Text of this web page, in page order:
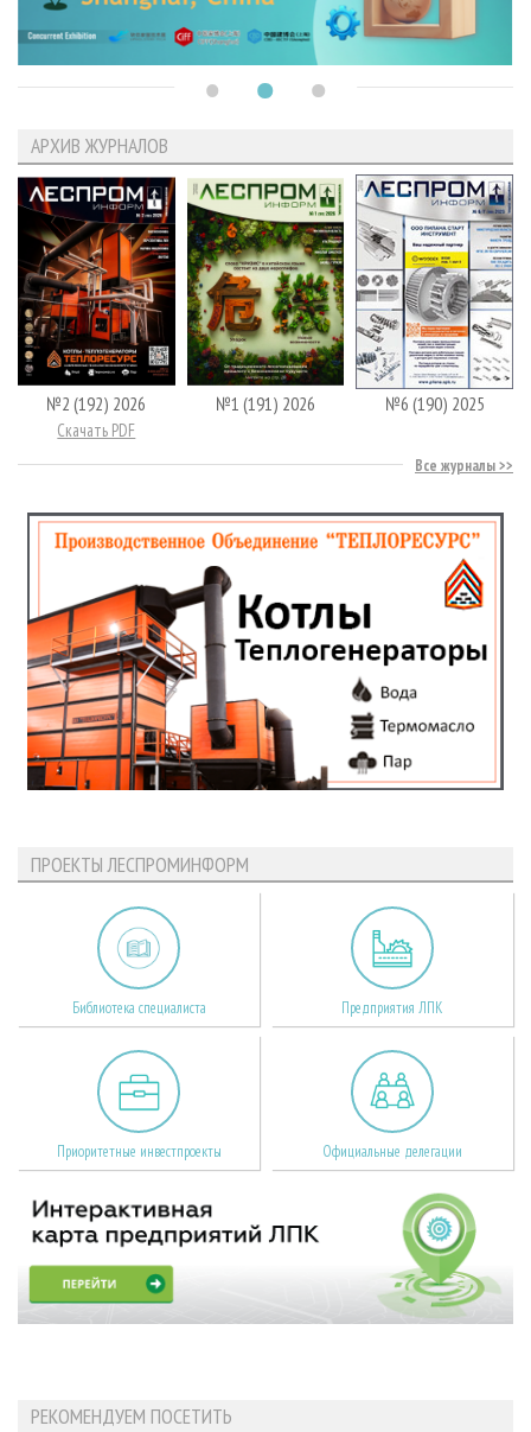
АРХИВ ЖУРНАЛОВ
№2 (192) 2026
Скачать PDF
№1 (191) 2026 №6 (190) 2025
Все журналы
ПРОЕКТЫ ЛЕСПРОМИНФОРМ
Библиотека специалиста Предприятия ЛПК
Приоритетные инвестпроекты Официальные делегации
РЕКОМЕНДУЕМ ПОСЕТИТЬ